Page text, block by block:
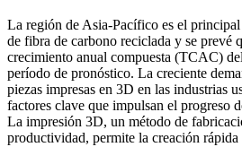
La región de Asia-Pacífico es el
de fibra de carbono reciclada y se prevé
crecimiento anual compuesta (TCAC)
período de pronóstico. La creciente
piezas impresas en 3D en las industrias
factores clave que impulsan el progreso
La impresión 3D, un método de
productividad, permite la creación rápida